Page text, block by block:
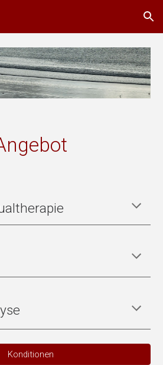
Skip to navigation
Konditionen